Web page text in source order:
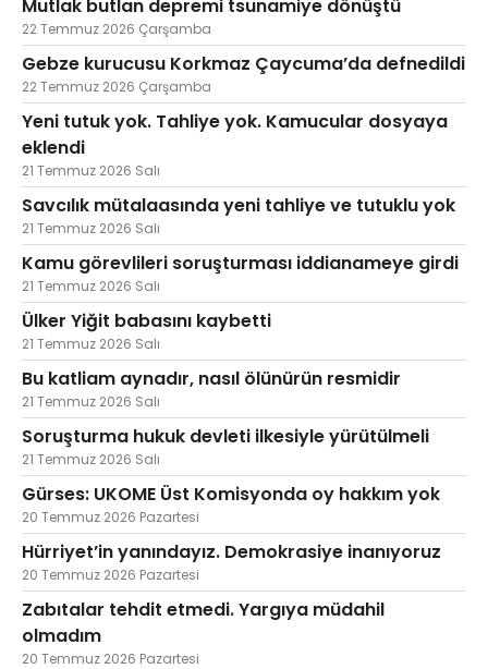
Mutlak butlan depremi tsunamiye dönüştü
22 Temmuz 2026 Çarşamba
Gebze kurucusu Korkmaz Çaycuma’da defnedildi
22 Temmuz 2026 Çarşamba
Yeni tutuk yok. Tahliye yok. Kamucular dosyaya
eklendi
21 Temmuz 2026 Salı
Savcılık mütalaasında yeni tahliye ve tutuklu yok
21 Temmuz 2026 Salı
Kamu görevlileri soruşturması iddianameye girdi
21 Temmuz 2026 Salı
Ülker Yiğit babasını kaybetti
21 Temmuz 2026 Salı
Bu katliam aynadır, nasıl ölünürün resmidir
21 Temmuz 2026 Salı
Soruşturma hukuk devleti ilkesiyle yürütülmeli
21 Temmuz 2026 Salı
Gürses: UKOME Üst Komisyonda oy hakkım yok
20 Temmuz 2026 Pazartesi
Hürriyet’in yanındayız. Demokrasiye inanıyoruz
20 Temmuz 2026 Pazartesi
Zabıtalar tehdit etmedi. Yargıya müdahil
olmadım
20 Temmuz 2026 Pazartesi